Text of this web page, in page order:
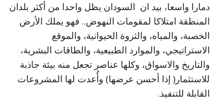
دمارا واسعا، بيد ان السودان يظل واحدا من أكثر بلدان
المنطقة امتلاكا لمقومات النهوض.. فهو يملك الأرض
الخصبة، والمياه، والثروة الحيوانية، والموقع
الاستراتيجي، والموارد الطبيعية، والطاقات البشرية،
والتاريخ والاسواق، وكلها عناصر تجعل منه بيئة جاذبة
للاستثمار( إذا أحسن عرضها) وأُعدت لها المشروعات
القابلة للتنفيذ.